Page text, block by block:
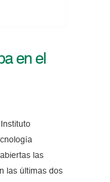
en el
las
las últimas dos